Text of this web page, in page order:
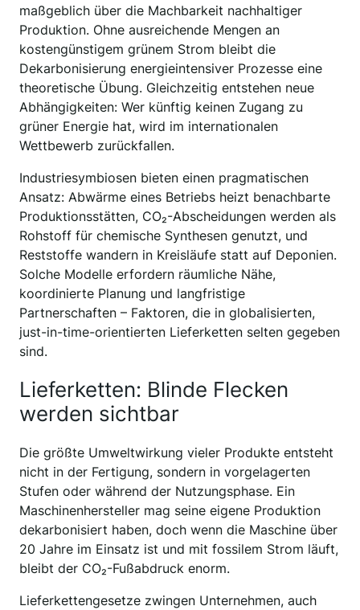
maßgeblich über die Machbarkeit nachhaltiger
Produktion. Ohne ausreichende Mengen an
kostengünstigem grünem Strom bleibt die
Dekarbonisierung energieintensiver Prozesse eine
theoretische Übung. Gleichzeitig entstehen neue
Abhängigkeiten: Wer künftig keinen Zugang zu
grüner Energie hat, wird im internationalen
Wettbewerb zurückfallen.
Industriesymbiosen bieten einen pragmatischen
Ansatz: Abwärme eines Betriebs heizt benachbarte
Produktionsstätten, CO₂-Abscheidungen werden als
Rohstoff für chemische Synthesen genutzt, und
Reststoffe wandern in Kreisläufe statt auf Deponien.
Solche Modelle erfordern räumliche Nähe,
koordinierte Planung und langfristige
Partnerschaften – Faktoren, die in globalisierten,
just-in-time-orientierten Lieferketten selten gegeben
sind.
Lieferketten: Blinde Flecken
werden sichtbar
Die größte Umweltwirkung vieler Produkte entsteht
nicht in der Fertigung, sondern in vorgelagerten
Stufen oder während der Nutzungsphase. Ein
Maschinenhersteller mag seine eigene Produktion
dekarbonisiert haben, doch wenn die Maschine über
20 Jahre im Einsatz ist und mit fossilem Strom läuft,
bleibt der CO₂-Fußabdruck enorm.
Lieferkettengesetze zwingen Unternehmen, auch